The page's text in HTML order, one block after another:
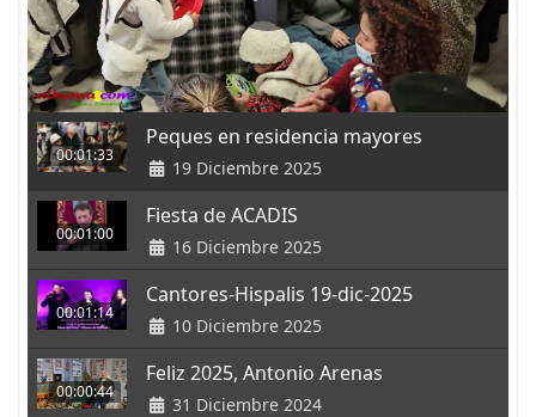
00:01:33
Peques en residencia mayores
19 Diciembre 2025
00:01:00
Fiesta de ACADIS
16 Diciembre 2025
00:01:14
Cantores-Hispalis 19-dic-2025
10 Diciembre 2025
00:00:44
Feliz 2025, Antonio Arenas
31 Diciembre 2024